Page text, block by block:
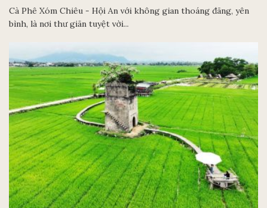
Cà Phê Xóm Chiêu - Hội An với không gian thoáng đãng, yên
bình, là nơi thư giãn tuyệt vời...